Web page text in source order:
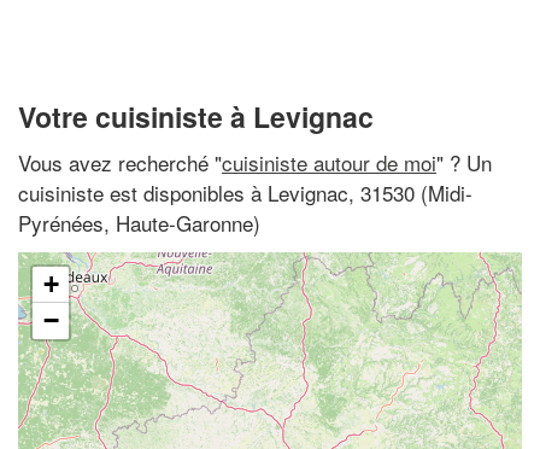
Votre cuisiniste à Levignac
Vous avez recherché "cuisiniste autour de moi" ? Un
cuisiniste est disponibles à Levignac, 31530 (Midi-
Pyrénées, Haute-Garonne)
+
−